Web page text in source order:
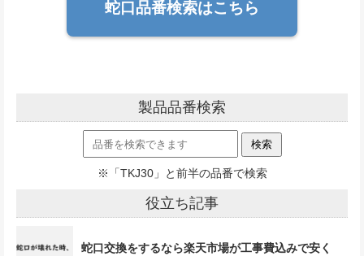
蛇口品番検索はこちら
製品品番検索
※「TKJ30」と前半の品番で検索
役立ち記事
蛇口交換をするなら楽天市場が工事費込みで安く